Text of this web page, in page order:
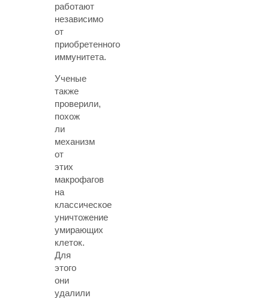
работают
независимо
от
приобретенного
иммунитета.
Ученые
также
проверили,
похож
ли
механизм
от
этих
макрофагов
на
классическое
уничтожение
умирающих
клеток.
Для
этого
они
удалили